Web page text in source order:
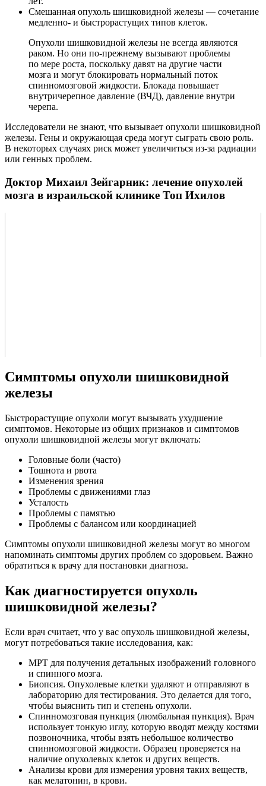
Смешанная опухоль шишковидной железы — сочетание
медленно- и быстрорастущих типов клеток.
Опухоли шишковидной железы не всегда являются
раком. Но они по-прежнему вызывают проблемы
по мере роста, поскольку давят на другие части
мозга и могут блокировать нормальный поток
спинномозговой жидкости. Блокада повышает
внутричерепное давление (ВЧД), давление внутри
черепа.
Исследователи не знают, что вызывает опухоли шишковидной
железы. Гены и окружающая среда могут сыграть свою роль.
В некоторых случаях риск может увеличиться из-за радиации
или генных проблем.
Доктор Михаил Зейгарник: лечение опухолей
мозга в израильской клинике Топ Ихилов
Симптомы опухоли шишковидной
железы
Быстрорастущие опухоли могут вызывать ухудшение
симптомов. Некоторые из общих признаков и симптомов
опухоли шишковидной железы могут включать:
Головные боли (часто)
Тошнота и рвота
Изменения зрения
Проблемы с движениями глаз
Усталость
Проблемы с памятью
Проблемы с балансом или координацией
Симптомы опухоли шишковидной железы могут во многом
напоминать симптомы других проблем со здоровьем. Важно
обратиться к врачу для постановки диагноза.
Как диагностируется опухоль
шишковидной железы?
Если врач считает, что у вас опухоль шишковидной железы,
могут потребоваться такие исследования, как:
МРТ для получения детальных изображений головного
и спинного мозга.
Биопсия. Опухолевые клетки удаляют и отправляют в
лабораторию для тестирования. Это делается для того,
чтобы выяснить тип и степень опухоли.
Спинномозговая пункция (люмбальная пункция). Врач
использует тонкую иглу, которую вводят между костями
позвоночника, чтобы взять небольшое количество
спинномозговой жидкости. Образец проверяется на
наличие опухолевых клеток и других веществ.
Анализы крови для измерения уровня таких веществ,
как мелатонин, в крови.